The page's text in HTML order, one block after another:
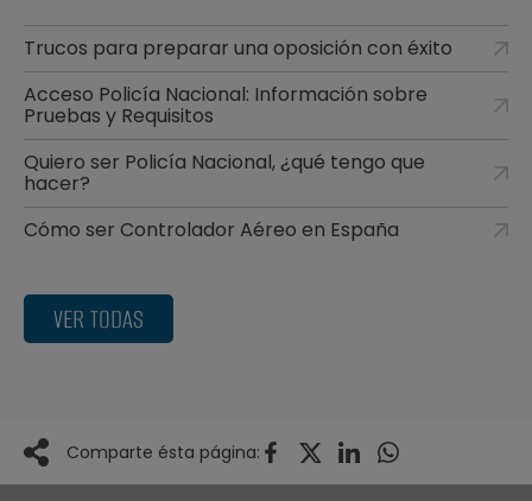
Trucos para preparar una oposición con éxito
Acceso Policía Nacional: Información sobre
Pruebas y Requisitos
Quiero ser Policía Nacional, ¿qué tengo que
hacer?
Cómo ser Controlador Aéreo en España
VER TODAS
Comparte ésta página: